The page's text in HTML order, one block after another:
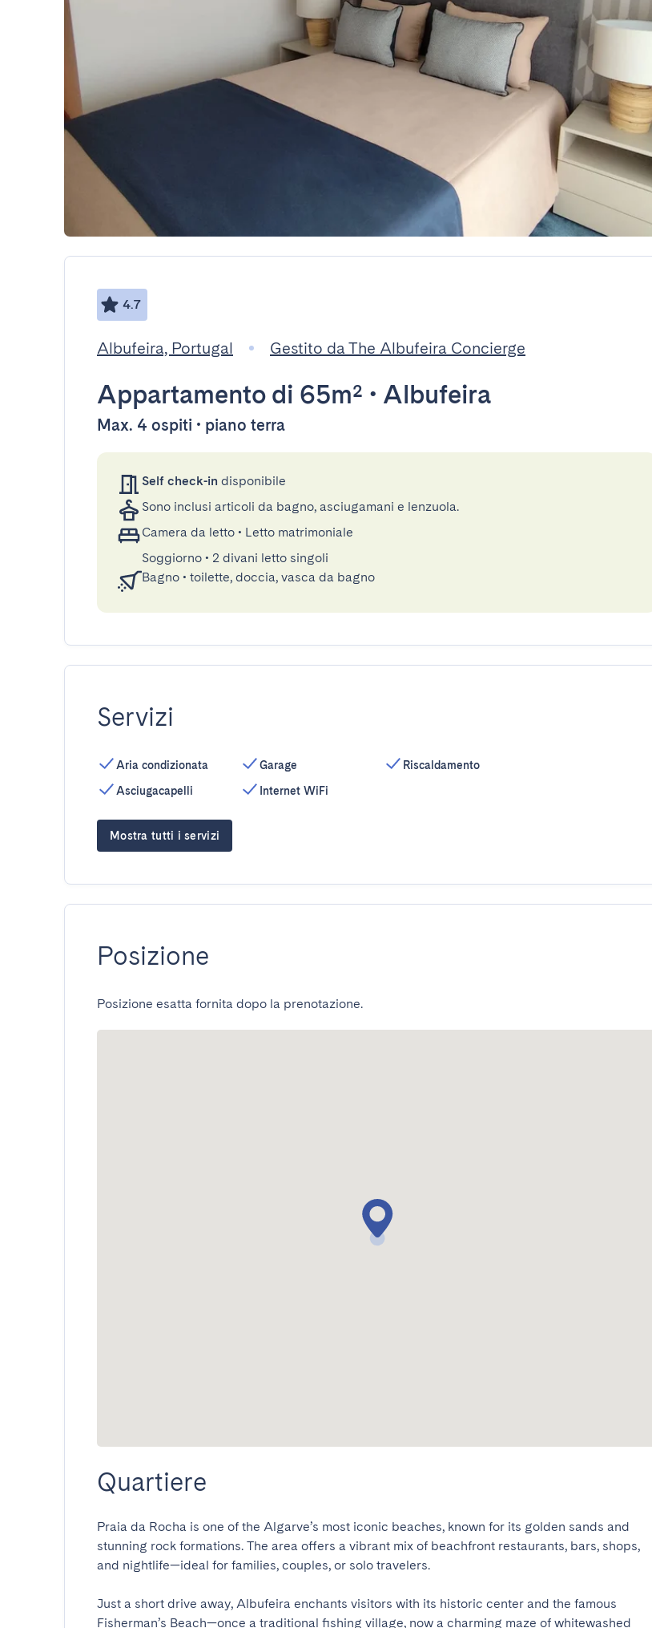
4.7
Albufeira, Portugal Gestito da The Albufeira Concierge
Appartamento di 65m² • Albufeira
Max. 4 ospiti • piano terra
Self check-in disponibile
Sono inclusi articoli da bagno, asciugamani e lenzuola.
Camera da letto • Letto matrimoniale
Soggiorno • 2 divani letto singoli
Bagno • toilette, doccia, vasca da bagno
Servizi
Aria condizionata
Asciugacapelli
Garage
Internet WiFi
Riscaldamento
Mostra tutti i servizi
Posizione
Posizione esatta fornita dopo la prenotazione.
Quartiere
Praia da Rocha is one of the Algarve’s most iconic beaches, known for its golden sands and
stunning rock formations. The area offers a vibrant mix of beachfront restaurants, bars, shops,
and nightlife—ideal for families, couples, or solo travelers.
Just a short drive away, Albufeira enchants visitors with its historic center and the famous
Fisherman’s Beach—once a traditional fishing village, now a charming maze of whitewashed